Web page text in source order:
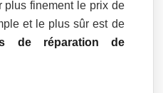
plus finement le prix de
et le plus sûr est de
de réparation de